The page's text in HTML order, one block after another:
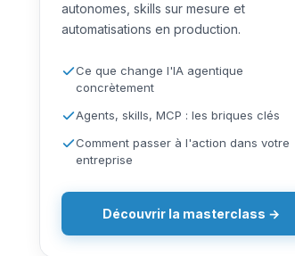
autonomes, skills sur mesure et
automatisations en production.
Ce que change l'IA agentique
concrètement
Agents, skills, MCP : les briques clés
Comment passer à l'action dans votre
entreprise
Découvrir la masterclass →